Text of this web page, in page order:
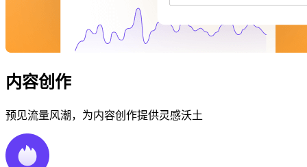
内容创作
预见流量风潮，为内容创作提供灵感沃土